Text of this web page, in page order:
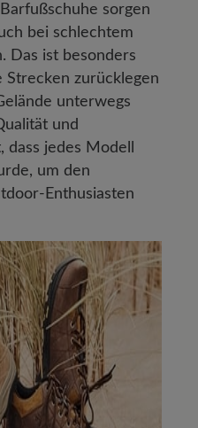
sorgen
bei schlechtem
Das ist besonders
Strecken zurücklegen
unterwegs
und
jedes Modell
um den
Enthusiasten